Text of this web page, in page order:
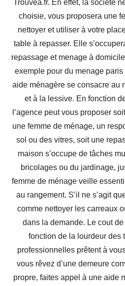
Trouvea.fr. En effet, la societe
choisie, vous proposera une
nettoyer et utiliser à votre
table à repasser. Elle
repassage et menage à
exemple pour du menage
aide ménagère se consacre au
et à la lessive. En fonction
l’agence peut vous proposer
une femme de ménage, un
sol ou des vitres, soit une
maison s’occupe de tâches
bricolages ou du jardinage,
femme de ménage veille
au rangement. S’il ne s’agit
comme nettoyer les carreaux
dans la demande. Le cout
fonction de la lourdeur des
professionnelles prêtent à
vous rêvez d’une demeure
propre, faites appel à une aide